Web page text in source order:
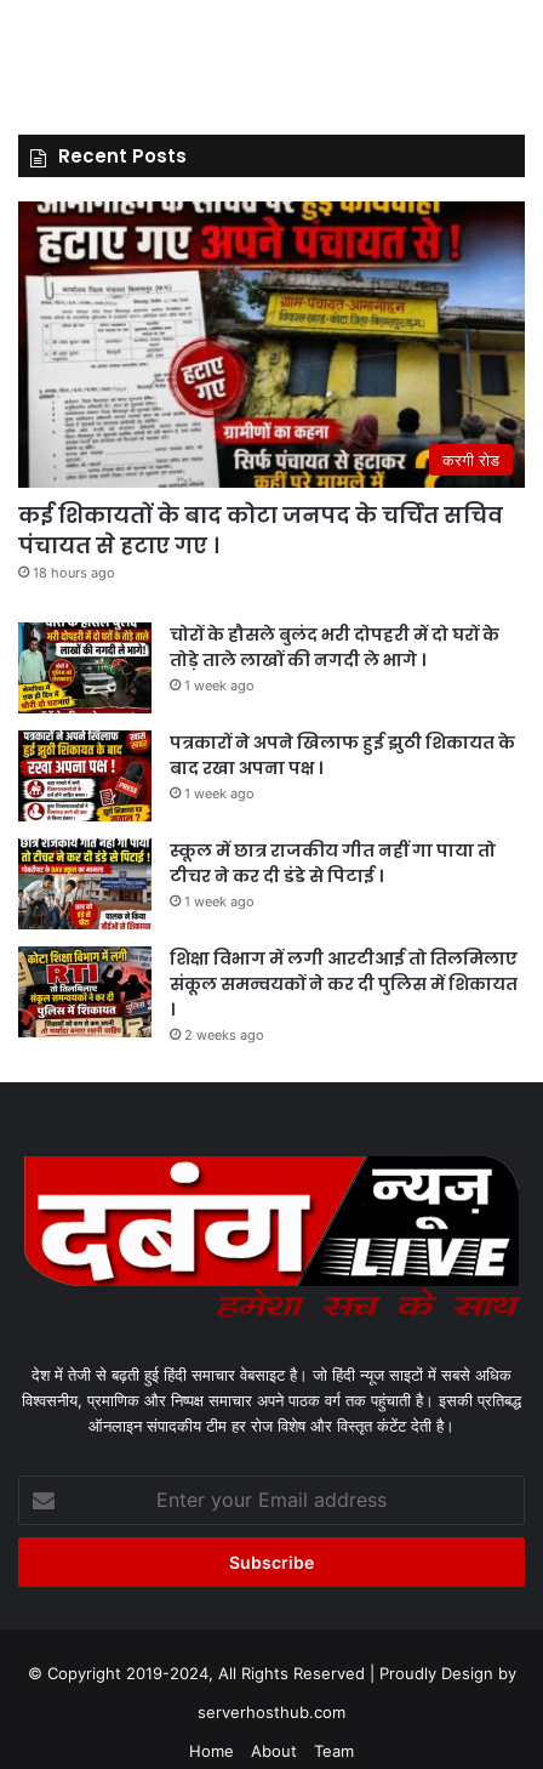
Recent Posts
करगी रोड
कई शिकायतों के बाद कोटा जनपद के चर्चित सचिव
पंचायत से हटाए गए ।
18 hours ago
चोरों के हौसले बुलंद भरी दोपहरी में दो घरों के
तोड़े ताले लाखों की नगदी ले भागे ।
1 week ago
पत्रकारों ने अपने खिलाफ हुई झुठी शिकायत के
बाद रखा अपना पक्ष ।
1 week ago
स्कूल में छात्र राजकीय गीत नहीं गा पाया तो
टीचर ने कर दी डंडे से पिटाई ।
1 week ago
शिक्षा विभाग में लगी आरटीआई तो तिलमिलाए
संकूल समन्वयकों ने कर दी पुलिस में शिकायत
।
2 weeks ago
देश में तेजी से बढ़ती हुई हिंदी समाचार वेबसाइट है। जो हिंदी न्यूज साइटों में सबसे अधिक
विश्वसनीय, प्रमाणिक और निष्पक्ष समाचार अपने पाठक वर्ग तक पहुंचाती है। इसकी प्रतिबद्ध
ऑनलाइन संपादकीय टीम हर रोज विशेष और विस्तृत कंटेंट देती है।
your
Email
© Copyright 2019-2024, All Rights Reserved | Proudly Design by
serverhosthub.com
Home
About Team